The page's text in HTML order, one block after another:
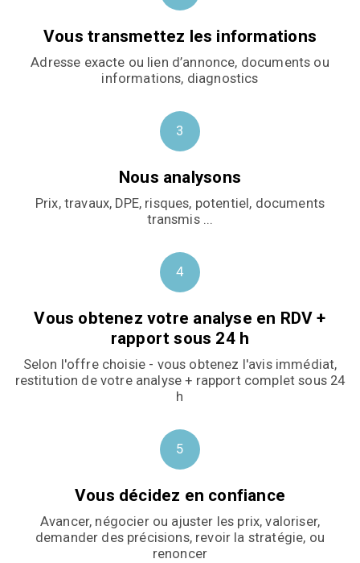
Vous transmettez les informations
Adresse exacte ou lien d’annonce, documents ou
informations, diagnostics
3
Nous analysons
Prix, travaux, DPE, risques, potentiel, documents
transmis ...
4
Vous obtenez votre analyse en RDV +
rapport sous 24 h
Selon l'offre choisie - vous obtenez l'avis immédiat,
restitution de votre analyse + rapport complet sous 24
h
5
Vous décidez en confiance
Avancer, négocier ou ajuster les prix, valoriser,
demander des précisions, revoir la stratégie, ou
renoncer